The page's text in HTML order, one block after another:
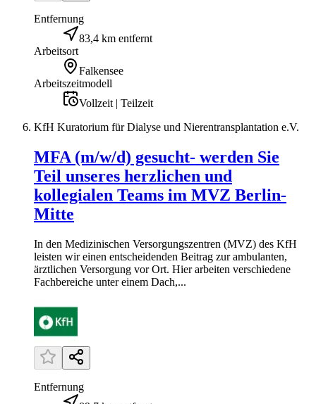
Entfernung
83,4 km entfernt
Arbeitsort
Falkensee
Arbeitszeitmodell
Vollzeit | Teilzeit
KfH Kuratorium für Dialyse und Nierentransplantation e.V.
MFA (m/w/d) gesucht- werden Sie
Teil unseres herzlichen und
kollegialen Teams im MVZ Berlin-
Mitte
In den Medizinischen Versorgungszentren (MVZ) des KfH
leisten wir einen entscheidenden Beitrag zur ambulanten,
ärztlichen Versorgung vor Ort. Hier arbeiten verschiedene
Fachbereiche unter einem Dach,...
Entfernung